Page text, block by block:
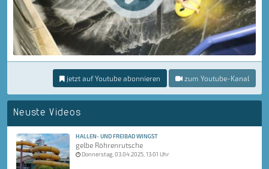
jetzt auf Youtube abonnieren zum Youtube-Kanal
Neuste Videos
HALLEN- UND FREIBAD WINGST
gelbe Röhrenrutsche
Donnerstag, 03.04.2025, 13:01 Uhr